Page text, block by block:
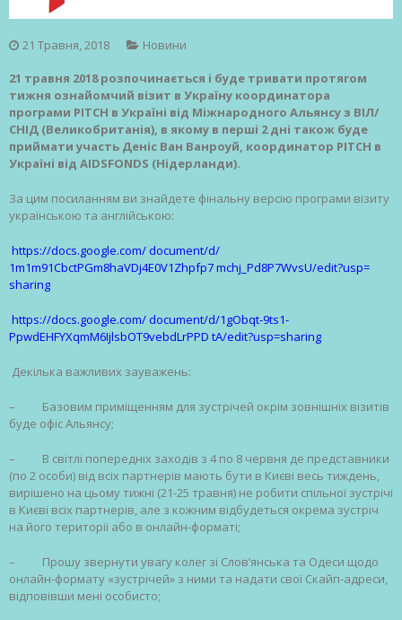
21 Травня, 2018 Новини
21 травня 2018 розпочинається і буде тривати протягом
тижня ознайомчий візит в Україну координатора
програми PITCH в Україні від Міжнародного Альянсу з ВІЛ/
СНІД (Великобританія), в якому в перші 2 дні також буде
приймати участь Деніс Ван Ванроуй, координатор PITCH в
Україні від AIDSFONDS (Нідерланди).
За цим посиланням ви знайдете фінальну версію програми візиту
українською та англійською:
https://docs.google.com/ document/d/
1m1m91CbctPGm8haVDj4E0V1Zhpfp7 mchj_Pd8P7WvsU/edit?usp=
sharing
https://docs.google.com/ document/d/1gObqt-9ts1-
PpwdEHFYXqmM6IjlsbOT9vebdLrPPD tA/edit?usp=sharing
Декілька важливих зауважень:
– Базовим приміщенням для зустрічей окрім зовнішніх візитів
буде офіс Альянсу;
– В світлі попередніх заходів з 4 по 8 червня де представники
(по 2 особи) від всіх партнерів мають бути в Києві весь тиждень,
вирішено на цьому тижні (21-25 травня) не робити спільної зустрічі
в Києві всіх партнерів, але з кожним відбудеться окрема зустріч
на його території або в онлайн-форматі;
– Прошу звернути увагу колег зі Слов’янська та Одеси щодо
онлайн-формату «зустрічей» з ними та надати свої Скайп-адреси,
відповівши мені особисто;